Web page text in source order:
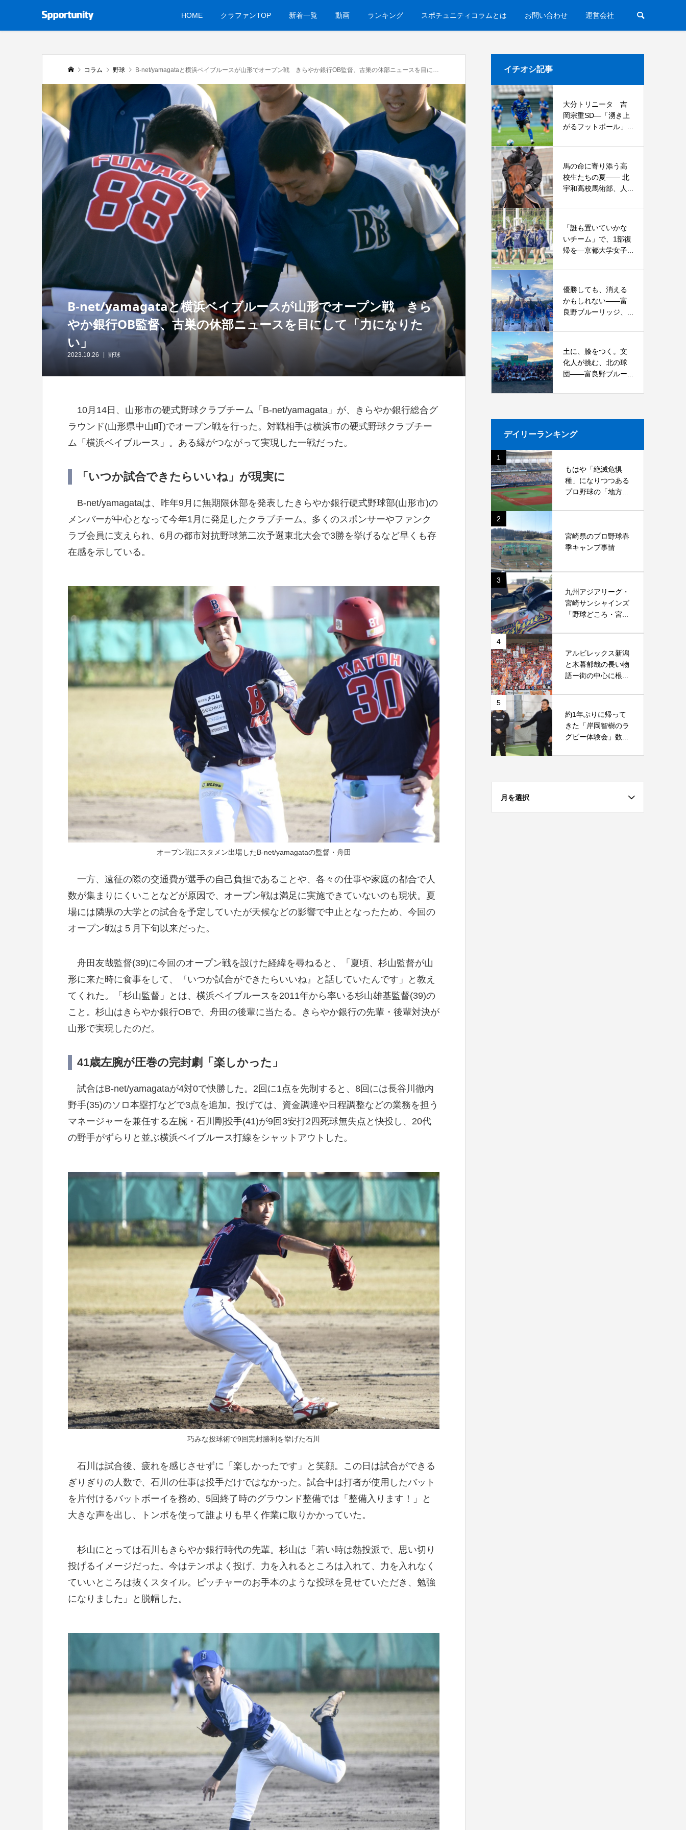
HOME クラファンTOP 新着一覧 動画 ランキング スポチュニティコラムとは お問い合わせ 運営会社
コラム 野球 B-net/yamagataと横浜ベイブルースが山形でオープン戦 きらやか銀行OB監督、古巣の休部ニュースを目にして「力になりたい」
B-net/yamagataと横浜ベイブルースが山形でオープン戦 きら
やか銀行OB監督、古巣の休部ニュースを目にして「力になりた
い」
2023.10.26 野球
10月14日、山形市の硬式野球クラブチーム「B-net/yamagata」が、きらやか銀行総合グ
ラウンド(山形県中山町)でオープン戦を行った。対戦相手は横浜市の硬式野球クラブチー
ム「横浜ベイブルース」。ある縁がつながって実現した一戦だった。
「いつか試合できたらいいね」が現実に
B-net/yamagataは、昨年9月に無期限休部を発表したきらやか銀行硬式野球部(山形市)の
メンバーが中心となって今年1月に発足したクラブチーム。多くのスポンサーやファンク
ラブ会員に支えられ、6月の都市対抗野球第二次予選東北大会で3勝を挙げるなど早くも存
在感を示している。
オープン戦にスタメン出場したB-net/yamagataの監督・舟田
一方、遠征の際の交通費が選手の自己負担であることや、各々の仕事や家庭の都合で人
数が集まりにくいことなどが原因で、オープン戦は満足に実施できていないのも現状。夏
場には隣県の大学との試合を予定していたが天候などの影響で中止となったため、今回の
オープン戦は５月下旬以来だった。
舟田友哉監督(39)に今回のオープン戦を設けた経緯を尋ねると、「夏頃、杉山監督が山
形に来た時に食事をして、『いつか試合ができたらいいね』と話していたんです」と教え
てくれた。「杉山監督」とは、横浜ベイブルースを2011年から率いる杉山雄基監督(39)の
こと。杉山はきらやか銀行OBで、舟田の後輩に当たる。きらやか銀行の先輩・後輩対決が
山形で実現したのだ。
41歳左腕が圧巻の完封劇「楽しかった」
試合はB-net/yamagataが4対0で快勝した。2回に1点を先制すると、8回には長谷川徹内
野手(35)のソロ本塁打などで3点を追加。投げては、資金調達や日程調整などの業務を担う
マネージャーを兼任する左腕・石川剛投手(41)が9回3安打2四死球無失点と快投し、20代
の野手がずらりと並ぶ横浜ベイブルース打線をシャットアウトした。
巧みな投球術で9回完封勝利を挙げた石川
石川は試合後、疲れを感じさせずに「楽しかったです」と笑顔。この日は試合ができる
ぎりぎりの人数で、石川の仕事は投手だけではなかった。試合中は打者が使用したバット
を片付けるバットボーイを務め、5回終了時のグラウンド整備では「整備入ります！」と
大きな声を出し、トンボを使って誰よりも早く作業に取りかかっていた。
杉山にとっては石川もきらやか銀行時代の先輩。杉山は「若い時は熱投派で、思い切り
投げるイメージだった。今はテンポよく投げ、力を入れるところは入れて、力を入れなく
ていいところは抜くスタイル。ピッチャーのお手本のような投球を見せていただき、勉強
になりました」と脱帽した。
イチオシ記事
大分トリニータ 吉
岡宗重SD―「湧き上
がるフットボール」...
馬の命に寄り添う高
校生たちの夏—— 北
宇和高校馬術部、人...
「誰も置いていかな
いチーム」で、1部復
帰を―京都大学女子...
優勝しても、消える
かもしれない――富
良野ブルーリッジ、...
土に、膝をつく。文
化人が挑む、北の球
団――富良野ブルー...
デイリーランキング
1
もはや「絶滅危惧
種」になりつつある
プロ野球の「地方...
2
宮崎県のプロ野球春
季キャンプ事情
3
九州アジアリーグ・
宮崎サンシャインズ
「野球どころ・宮...
4
アルビレックス新潟
と木暮郁哉の長い物
語ー街の中心に根...
5
約1年ぶりに帰って
きた「岸岡智樹のラ
グビー体験会」数...
月を選択